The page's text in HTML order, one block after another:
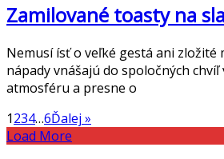
Zamilované toasty na
Nemusí ísť o veľké gestá ani zložité
nápady vnášajú do spoločných
atmosféru a presne o
1234…6Ďalej »
Load More